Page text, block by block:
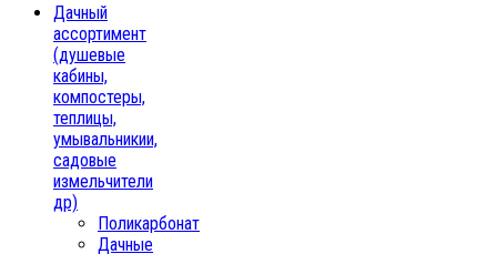
Дачный
ассортимент
(душевые
кабины,
компостеры,
теплицы,
умывальникии,
садовые
измельчители
др)
Поликарбонат
Дачные